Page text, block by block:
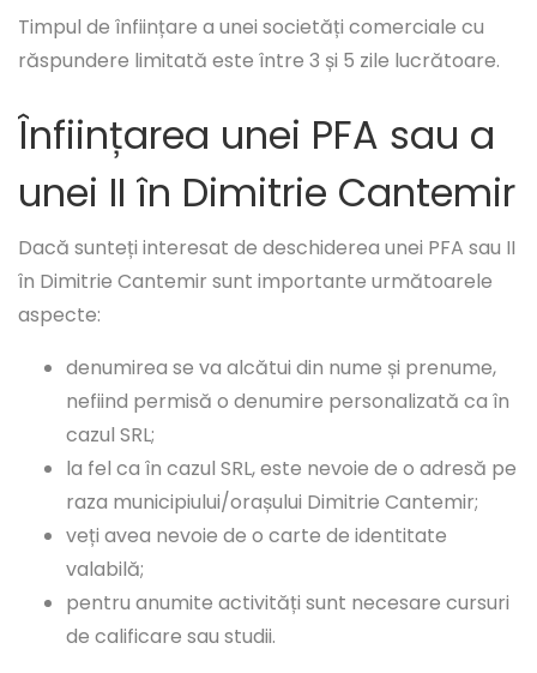
Timpul de înființare a unei societăți comerciale cu
răspundere limitată este între 3 și 5 zile lucrătoare.
Înființarea unei PFA sau a
unei II în Dimitrie Cantemir
Dacă sunteți interesat de deschiderea unei PFA sau II
în Dimitrie Cantemir sunt importante următoarele
aspecte:
denumirea se va alcătui din nume și prenume,
nefiind permisă o denumire personalizată ca în
cazul SRL;
la fel ca în cazul SRL, este nevoie de o adresă pe
raza municipiului/orașului Dimitrie Cantemir;
veți avea nevoie de o carte de identitate
valabilă;
pentru anumite activități sunt necesare cursuri
de calificare sau studii.